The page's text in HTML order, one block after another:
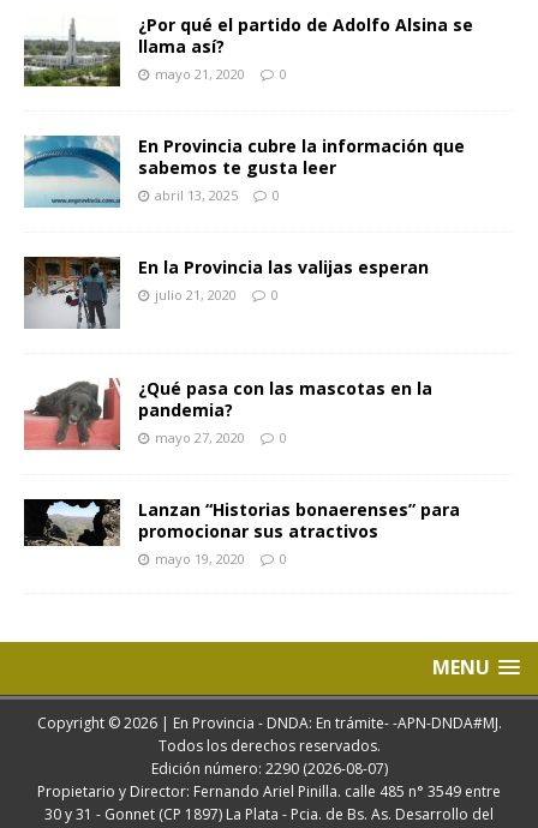
¿Por qué el partido de Adolfo Alsina se
llama así?
mayo 21, 2020 0
En Provincia cubre la información que
sabemos te gusta leer
abril 13, 2025 0
En la Provincia las valijas esperan
julio 21, 2020 0
¿Qué pasa con las mascotas en la
pandemia?
mayo 27, 2020 0
Lanzan “Historias bonaerenses” para
promocionar sus atractivos
mayo 19, 2020 0
MENU
Copyright © 2026 | En Provincia - DNDA: En trámite- -APN-DNDA#MJ.
Todos los derechos reservados.
Edición número: 2290 (2026-08-07)
Propietario y Director: Fernando Ariel Pinilla. calle 485 n° 3549 entre
30 y 31 - Gonnet (CP 1897) La Plata - Pcia. de Bs. As. Desarrollo del